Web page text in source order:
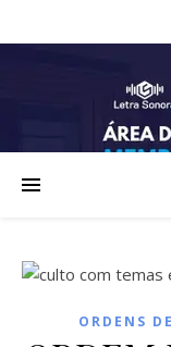
ORDENS